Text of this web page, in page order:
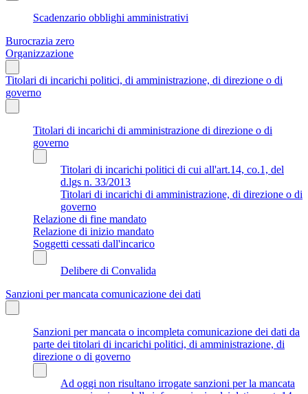
Scadenzario obblighi amministrativi
Burocrazia zero
Organizzazione
Titolari di incarichi politici, di amministrazione, di direzione o di
governo
Titolari di incarichi di amministrazione di direzione o di
governo
Titolari di incarichi politici di cui all'art.14, co.1, del
d.lgs n. 33/2013
Titolari di incarichi di amministrazione, di direzione o di
governo
Relazione di fine mandato
Relazione di inizio mandato
Soggetti cessati dall'incarico
Delibere di Convalida
Sanzioni per mancata comunicazione dei dati
Sanzioni per mancata o incompleta comunicazione dei dati da
parte dei titolari di incarichi politici, di amministrazione, di
direzione o di governo
Ad oggi non risultano irrogate sanzioni per la mancata